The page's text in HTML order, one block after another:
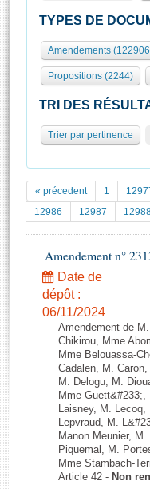
Présidence
577 députés
Groupes politiques
Séance publique
Commissions et
Europe et
Pétitions
Documents
Projets de loi
Propositions de loi
Amendements
Textes adoptés
Rapports d'information
Rapports d'enquête
Rapports législatifs
Rapports sur
Baromètre de
Dossiers législatifs
Rôle et pouvoirs de
Organisation de
Présidence
Statistiques et
Documents de
( Constitution |
Histoire
Juniors
Anciennes
Liens vers les
Visiter l'Assemblée
Visite virtuelle du
Assister à une
La Bibliothèque
Les archives
Photos libres de
TYPES DE
Amendements
Propositions (2244)
TRI DES
Trier par pertinence
« précedent 1
12986
12987
Amendement n°
Date de
dépôt :
06/11/2024
Amendement de
Chikirou, Mme
Mme Belouassa-
Cadalen, M.
M. Delogu, M.
Mme
Laisney, M.
Lepvraud, M.
Manon Meunier,
Piquemal, M.
Mme Stambach-
Article 42 - Non